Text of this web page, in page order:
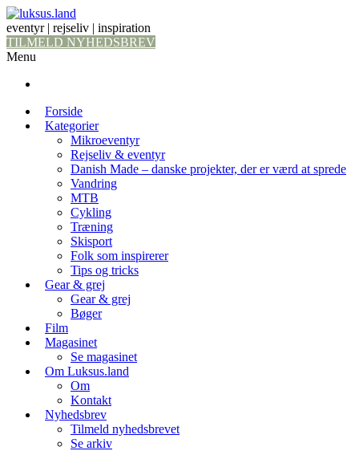
eventyr | rejseliv | inspiration
TILMELD NYHEDSBREV
Menu
Forside
Kategorier
Mikroeventyr
Rejseliv & eventyr
Danish Made – danske projekter, der er værd at sprede
Vandring
MTB
Cykling
Træning
Skisport
Folk som inspirerer
Tips og tricks
Gear & grej
Gear & grej
Bøger
Film
Magasinet
Se magasinet
Om Luksus.land
Om
Kontakt
Nyhedsbrev
Tilmeld nyhedsbrevet
Se arkiv